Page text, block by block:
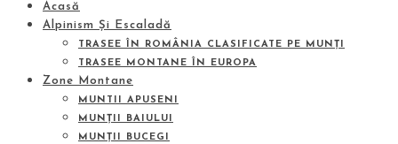
Acasă
Alpinism Și Escaladă
TRASEE ÎN ROMÂNIA CLASIFICATE PE MUNȚI
TRASEE MONTANE ÎN EUROPA
Zone Montane
MUNTII APUSENI
MUNȚII BAIULUI
MUNȚII BUCEGI